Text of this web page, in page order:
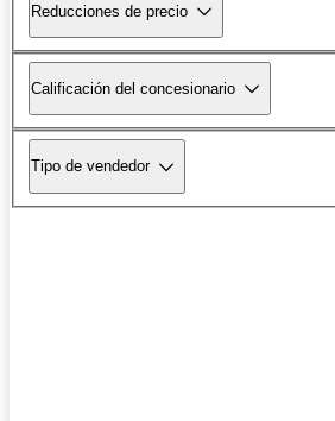
Reducciones de precio
Calificación del concesionario
Tipo de vendedor